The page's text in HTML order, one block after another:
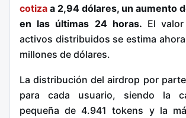
cotiza a 2,94 dólares, un aumento
en las últimas 24 horas. El
activos distribuidos se estima
millones de dólares.
La distribución del airdrop por
para cada usuario, siendo la
pequeña de 4.941 tokens y la